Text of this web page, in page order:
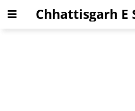
Chhattisgarh E